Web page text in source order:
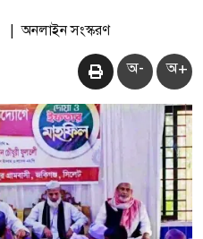
অনলাইন সংস্করণ
অ- অ+